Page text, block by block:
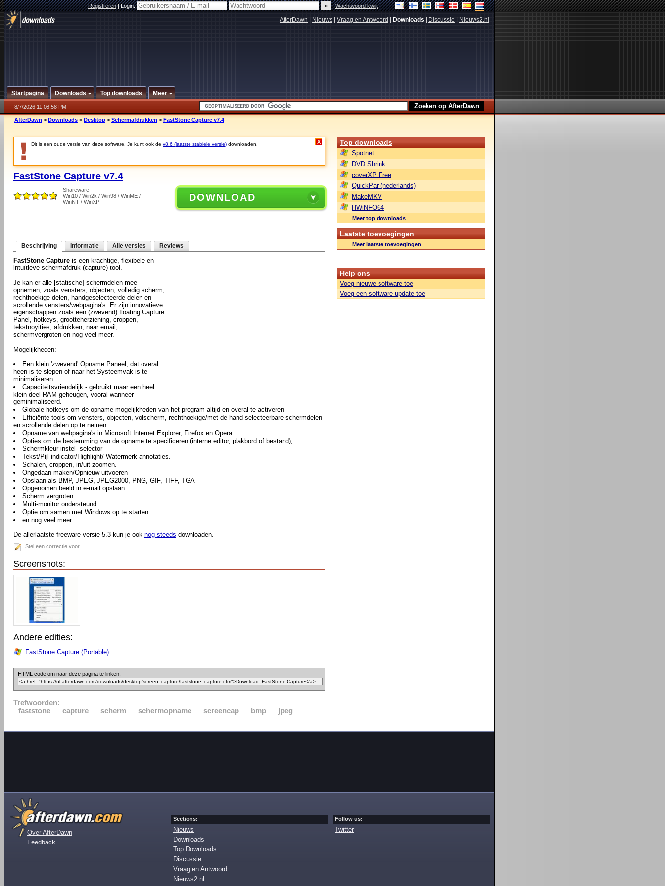
Registreren|Login: |Wachtwoord kwijt
AfterDawn Nieuws Vraag en Antwoord Downloads Discussie Nieuws2.nl
Startpagina Downloads Top downloads Meer
8/7/2026 11:08:58 PM
AfterDawn > Downloads > Desktop > Schermafdrukken > FastStone Capture v7.4
Dit is een oude versie van deze software. Je kunt ook de v8.6 (laatste stabiele versie) downloaden. X
FastStone Capture v7.4
Shareware
Win10 / Win2k / Win98 / WinME /
WinNT / WinXP
DOWNLOAD
Beschrijving Informatie Alle versies Reviews
FastStone Capture is een krachtige, flexibele en
intuïtieve schermafdruk (capture) tool.
Je kan er alle [statische] schermdelen mee
opnemen, zoals vensters, objecten, volledig scherm,
rechthoekige delen, handgeselecteerde delen en
scrollende vensters/webpagina's. Er zijn innovatieve
eigenschappen zoals een (zwevend) floating Capture
Panel, hotkeys, grootteherziening, croppen,
tekstnoyities, afdrukken, naar email,
schermvergroten en nog veel meer.
Mogelijkheden:
Een klein 'zwevend' Opname Paneel, dat overal
heen is te slepen of naar het Systeemvak is te
minimaliseren.
Capaciteitsvriendelijk - gebruikt maar een heel
klein deel RAM-geheugen, vooral wanneer
geminimaliseerd.
Globale hotkeys om de opname-mogelijkheden van het program altijd en overal te activeren.
Efficiënte tools om vensters, objecten, volscherm, rechthoekige/met de hand selecteerbare schermdelen
en scrollende delen op te nemen.
Opname van webpagina's in Microsoft Internet Explorer, Firefox en Opera.
Opties om de bestemming van de opname te specificeren (interne editor, plakbord of bestand),
Schermkleur instel- selector
Tekst/Pijl indicator/Highlight/ Watermerk annotaties.
Schalen, croppen, in/uit zoomen.
Ongedaan maken/Opnieuw uitvoeren
Opslaan als BMP, JPEG, JPEG2000, PNG, GIF, TIFF, TGA
Opgenomen beeld in e-mail opslaan.
Scherm vergroten.
Multi-monitor ondersteund.
Optie om samen met Windows op te starten
en nog veel meer ...
De allerlaatste freeware versie 5.3 kun je ook nog steeds downloaden.
Stel een correctie voor
Screenshots:
Andere edities:
FastStone Capture (Portable)
HTML code om naar deze pagina te linken:
Trefwoorden:
faststone
capture scherm schermopname screencap bmp jpeg
Top downloads
Spotnet
DVD Shrink
coverXP Free
QuickPar (nederlands)
MakeMKV
HWiNFO64
Meer top downloads
Laatste toevoegingen
Meer laatste toevoegingen
Help ons
Voeg nieuwe software toe
Voeg een software update toe
Over AfterDawn
Feedback
Sections:
Nieuws
Downloads
Top Downloads
Discussie
Vraag en Antwoord
Nieuws2.nl
Follow us:
Twitter